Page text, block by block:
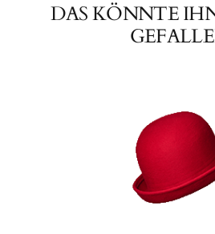
DAS KÖNNTE